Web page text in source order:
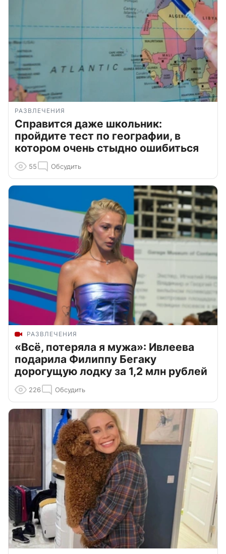
РАЗВЛЕЧЕНИЯ
Справится даже школьник:
пройдите тест по географии, в
котором очень стыдно ошибиться
55 Обсудить
РАЗВЛЕЧЕНИЯ
«Всё, потеряла я мужа»: Ивлеева
подарила Филиппу Бегаку
дорогущую лодку за 1,2 млн рублей
226 Обсудить